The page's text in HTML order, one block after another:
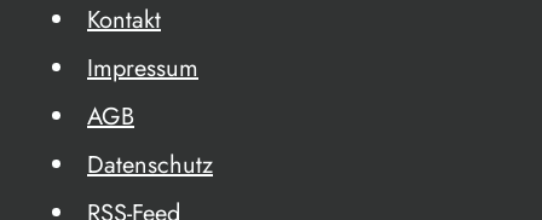
Kontakt
Impressum
AGB
Datenschutz